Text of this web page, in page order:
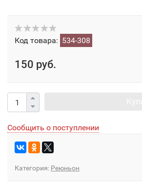
Код товара: 534-308
150 руб.
Сообщить о поступлении
Категория: Реюньон